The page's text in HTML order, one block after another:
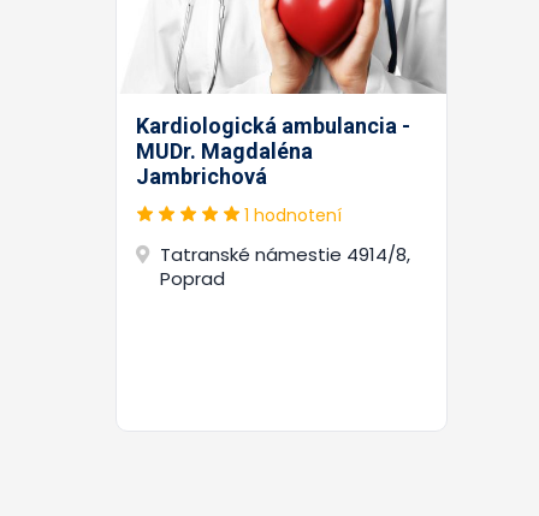
Kardiologická ambulancia -
MUDr. Magdaléna
Jambrichová
1 hodnotení
Tatranské námestie 4914/8,
Poprad